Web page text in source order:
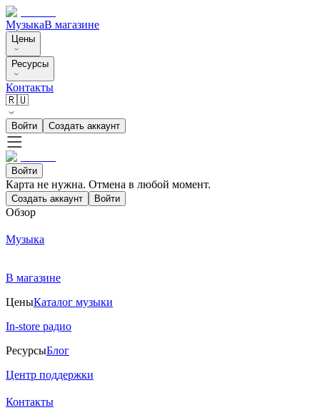
МузыкаВ магазине
Цены
Ресурсы
Контакты
🇷🇺
Войти Создать аккаунт
Войти
Карта не нужна. Отмена в любой момент.
Создать аккаунт Войти
Обзор
Музыка
В магазине
ЦеныКаталог музыки
In-store радио
РесурсыБлог
Центр поддержки
Контакты